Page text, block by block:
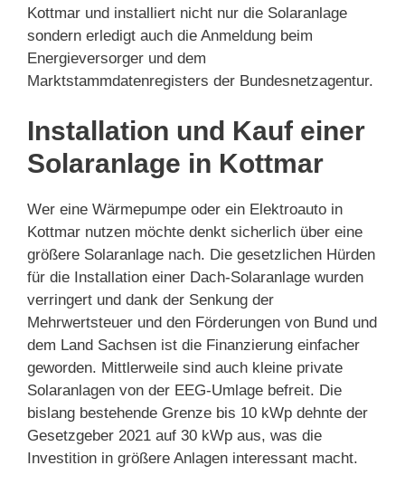
Kottmar und installiert nicht nur die Solaranlage
sondern erledigt auch die Anmeldung beim
Energieversorger und dem
Marktstammdatenregisters der Bundesnetzagentur.
Installation und Kauf einer
Solaranlage in Kottmar
Wer eine Wärmepumpe oder ein Elektroauto in
Kottmar nutzen möchte denkt sicherlich über eine
größere Solaranlage nach. Die gesetzlichen Hürden
für die Installation einer Dach-Solaranlage wurden
verringert und dank der Senkung der
Mehrwertsteuer und den Förderungen von Bund und
dem Land Sachsen ist die Finanzierung einfacher
geworden. Mittlerweile sind auch kleine private
Solaranlagen von der EEG-Umlage befreit. Die
bislang bestehende Grenze bis 10 kWp dehnte der
Gesetzgeber 2021 auf 30 kWp aus, was die
Investition in größere Anlagen interessant macht.